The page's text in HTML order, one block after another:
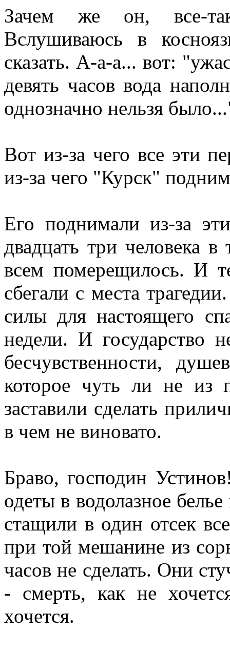
Зачем же он, все-
Вслушиваюсь в
сказать. А-а-а... вот:
девять часов вода
однозначно нельзя
Вот из-за чего все эти
из-за чего "Курск"
Его поднимали из-за
двадцать три человека
всем померещилось. И
сбегали с места
силы для настоящего
недели. И государство
бесчувственности,
которое чуть ли не из
заставили сделать
в чем не виновато.
Браво, господин
одеты в водолазное
стащили в один отсек
при той мешанине из
часов не сделать. Они
- смерть, как не
хочется.